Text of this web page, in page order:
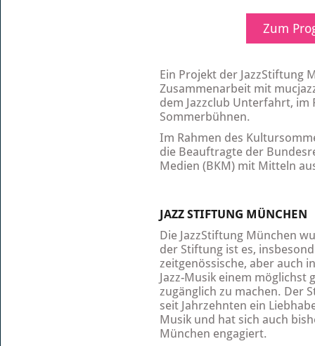
Zum
Ein Projekt der JazzStiftung
Zusammenarbeit mit
dem Jazzclub Unterfahrt,
Sommerbühnen.
Im Rahmen des
die Beauftragte der
Medien (BKM) mit Mitteln aus
JAZZ STIFTUNG MÜNCHEN
Die JazzStiftung München
der Stiftung ist es,
zeitgenössische, aber auch
Jazz-Musik einem mög­lichst
zugänglich zu machen. Der
seit Jahrzehnten ein
Musik und hat sich auch
München engagiert.